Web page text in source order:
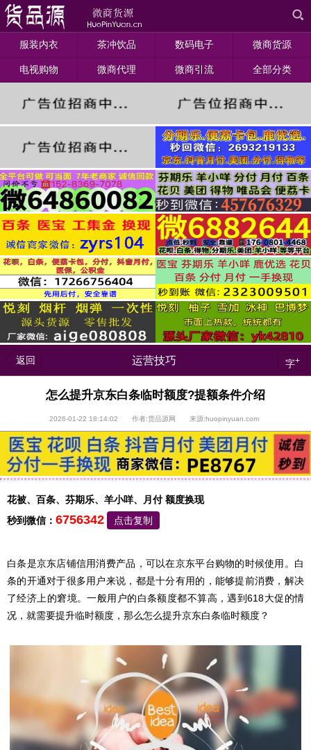
服装内衣 茶冲饮品 数码电子 微商货源
电视购物 微商代理 微商引流 全部分类
返回 运营技巧 字+
怎么提升京东白条临时额度?提额条件介绍
2026-01-22 18:14:02 作者:货品源网 来源:huopinyuan.com
花被、百条、芬期乐、羊小咩、月付 额度换现
秒到微信： 6756342 点击复制
白条是京东店铺信用消费产品，可以在京东平台购物的时候使用。白
条的开通对于很多用户来说，都是十分有用的，能够提前消费，解决
了经济上的窘境。一般用户的白条额度都不算高，遇到618大促的情
况，就需要提升临时额度，那么怎么提升京东白条临时额度？